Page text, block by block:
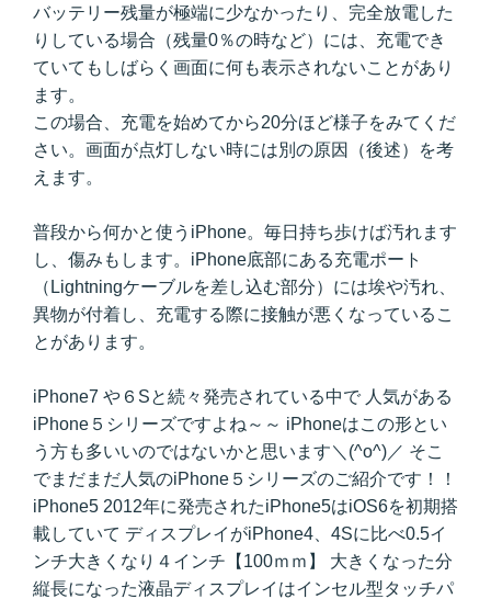
バッテリー残量が極端に少なかったり、完全放電した
りしている場合（残量0％の時など）には、充電でき
ていてもしばらく画面に何も表示されないことがあり
ます。
この場合、充電を始めてから20分ほど様子をみてくだ
さい。画面が点灯しない時には別の原因（後述）を考
えます。
普段から何かと使うiPhone。毎日持ち歩けば汚れます
し、傷みもします。iPhone底部にある充電ポート
（Lightningケーブルを差し込む部分）には埃や汚れ、
異物が付着し、充電する際に接触が悪くなっているこ
とがあります。
iPhone7 や６Sと続々発売されている中で 人気がある
iPhone５シリーズですよね～～ iPhoneはこの形とい
う方も多いいのではないかと思います＼(^o^)／ そこ
でまだまだ人気のiPhone５シリーズのご紹介です！！
iPhone5 2012年に発売されたiPhone5はiOS6を初期搭
載していて ディスプレイがiPhone4、4Sに比べ0.5イ
ンチ大きくなり４インチ【100ｍｍ】 大きくなった分
縦長になった液晶ディスプレイはインセル型タッチパ